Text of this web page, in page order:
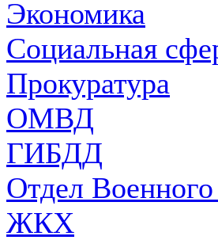
Экономика
Социальная
Прокуратура
ОМВД
ГИБДД
Отдел
ЖКХ